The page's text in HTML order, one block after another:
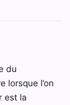
du
lorsque l’on
est la